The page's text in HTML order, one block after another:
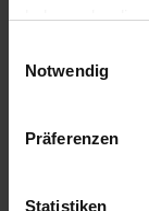
haben oder die
Notwendig
Präferenzen
Statistiken
18,90 €
inkl.